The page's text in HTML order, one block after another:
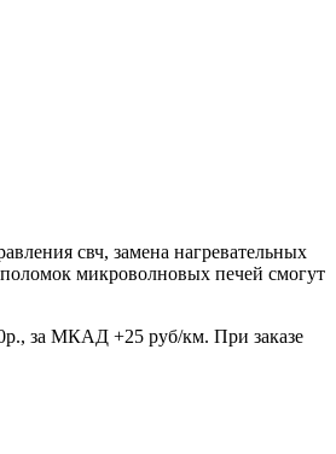
свч, замена нагревательных
микроволновых печей смогут
за МКАД +25 руб/км. При заказе